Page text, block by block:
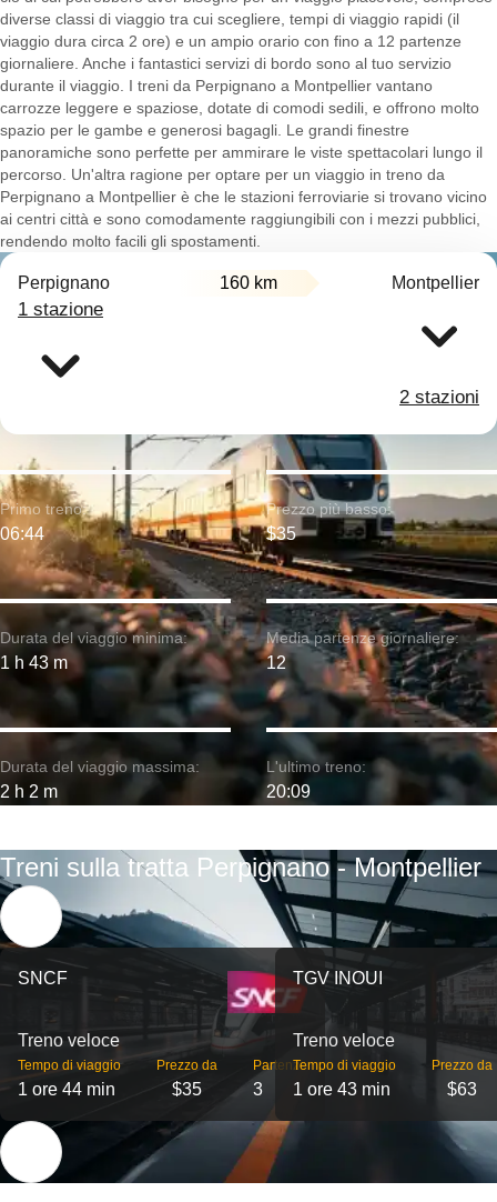
diverse classi di viaggio tra cui scegliere, tempi di viaggio rapidi (il
viaggio dura circa 2 ore) e un ampio orario con fino a 12 partenze
giornaliere. Anche i fantastici servizi di bordo sono al tuo servizio
durante il viaggio. I treni da Perpignano a Montpellier vantano
carrozze leggere e spaziose, dotate di comodi sedili, e offrono molto
spazio per le gambe e generosi bagagli. Le grandi finestre
panoramiche sono perfette per ammirare le viste spettacolari lungo il
percorso. Un'altra ragione per optare per un viaggio in treno da
Perpignano a Montpellier è che le stazioni ferroviarie si trovano vicino
ai centri città e sono comodamente raggiungibili con i mezzi pubblici,
rendendo molto facili gli spostamenti.
Perpignano 160 km Montpellier
1 stazione
2 stazioni
Durata del viaggio minima:
1 h 43 m
Primo treno:
06:44
Durata del viaggio massima:
2 h 2 m
Prezzo più basso:
$35
Media partenze giornaliere:
12
L'ultimo treno:
20:09
Treni sulla tratta Perpignano - Montpellier
SNCF
Treno veloce
Tempo di viaggio
1 ore 44 min
Prezzo da
$35
Partenze
3
TGV INOUI
Treno veloce
Tempo di viaggio
1 ore 43 min
Prezzo da
$63